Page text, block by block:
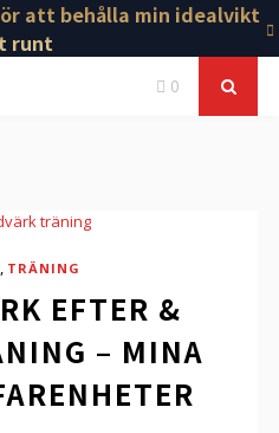
att behålla min idealvikt
runt
0
, TRÄNING
EFTER &
– MINA